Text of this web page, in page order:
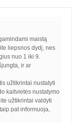
maistą
liepsnos dydį, nes
nuo 1 iki 9.
ir ar
užtikrintai nustatyti
kaitvietės nustatymo
užtikrintai valdyti
pat informuoja,